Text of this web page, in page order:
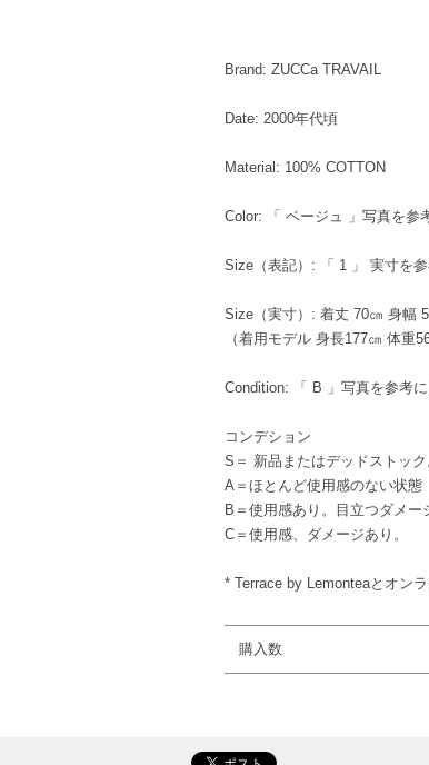
Brand: ZUCCa TRAVAIL
Date: 2000年代頃
Material: 100% COTTON
Color: 「 ベージュ 」写真を参
Size（表記）: 「 1 」 実寸を参
Size（実寸）: 着丈 70㎝ 身幅
（着用モデル 身長177㎝ 体重56
Condition: 「 B 」写真を参考に
コンデション
S＝ 新品またはデッドストック
A＝ほとんど使用感のない状態
B＝使用感あり。目立つダメー
C＝使用感、ダメージあり。
* Terrace by Lemonteaとオン
購入数